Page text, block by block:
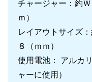
チャージャー：約
ｍ）
レイアウトサイズ
８（ｍｍ）
使用電池： アルカ
ャーに使用）